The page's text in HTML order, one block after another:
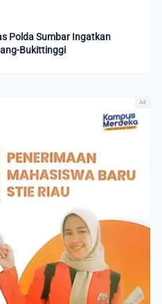
Polda Sumbar Ingatkan
Bukittinggi
Ad